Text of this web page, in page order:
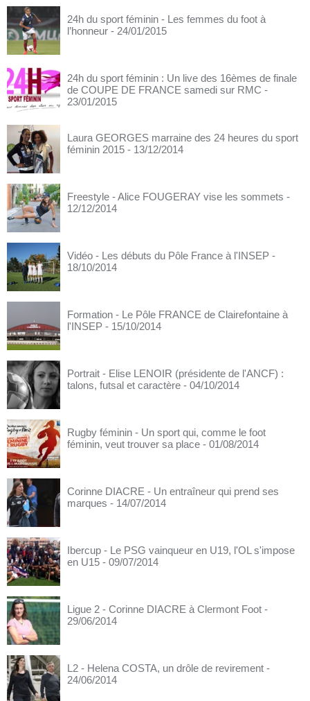
24h du sport féminin - Les femmes du foot à
l’honneur - 24/01/2015
24h du sport féminin : Un live des 16èmes de finale
de COUPE DE FRANCE samedi sur RMC -
23/01/2015
Laura GEORGES marraine des 24 heures du sport
féminin 2015 - 13/12/2014
Freestyle - Alice FOUGERAY vise les sommets -
12/12/2014
Vidéo - Les débuts du Pôle France à l'INSEP -
18/10/2014
Formation - Le Pôle FRANCE de Clairefontaine à
l'INSEP - 15/10/2014
Portrait - Elise LENOIR (présidente de l'ANCF) :
talons, futsal et caractère - 04/10/2014
Rugby féminin - Un sport qui, comme le foot
féminin, veut trouver sa place - 01/08/2014
Corinne DIACRE - Un entraîneur qui prend ses
marques - 14/07/2014
Ibercup - Le PSG vainqueur en U19, l'OL s'impose
en U15 - 09/07/2014
Ligue 2 - Corinne DIACRE à Clermont Foot -
29/06/2014
L2 - Helena COSTA, un drôle de revirement -
24/06/2014